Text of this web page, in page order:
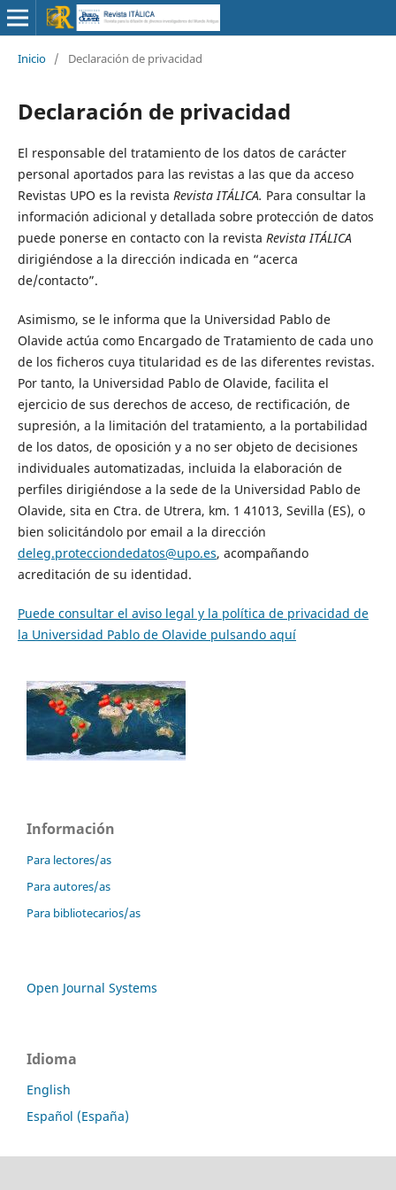
Inicio / Declaración de privacidad
Declaración de privacidad
El responsable del tratamiento de los datos de carácter
personal aportados para las revistas a las que da acceso
Revistas UPO es la revista Revista ITÁLICA. Para consultar la
información adicional y detallada sobre protección de datos
puede ponerse en contacto con la revista Revista ITÁLICA
dirigiéndose a la dirección indicada en “acerca
de/contacto”.
Asimismo, se le informa que la Universidad Pablo de
Olavide actúa como Encargado de Tratamiento de cada uno
de los ficheros cuya titularidad es de las diferentes revistas.
Por tanto, la Universidad Pablo de Olavide, facilita el
ejercicio de sus derechos de acceso, de rectificación, de
supresión, a la limitación del tratamiento, a la portabilidad
de los datos, de oposición y a no ser objeto de decisiones
individuales automatizadas, incluida la elaboración de
perfiles dirigiéndose a la sede de la Universidad Pablo de
Olavide, sita en Ctra. de Utrera, km. 1 41013, Sevilla (ES), o
bien solicitándolo por email a la dirección
deleg.protecciondedatos@upo.es, acompañando
acreditación de su identidad.
Puede consultar el aviso legal y la política de privacidad de
la Universidad Pablo de Olavide pulsando aquí
Información
Para lectores/as
Para autores/as
Para bibliotecarios/as
Open Journal Systems
Idioma
English
Español (España)